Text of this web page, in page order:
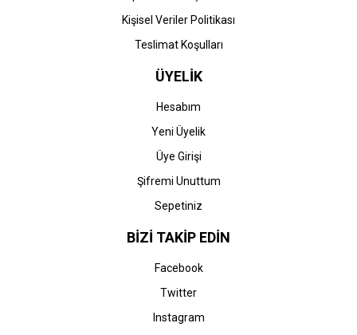
Kişisel Veriler Politikası
Teslimat Koşulları
ÜYELİK
Hesabım
Yeni Üyelik
Üye Girişi
Şifremi Unuttum
Sepetiniz
BİZİ TAKİP EDİN
Facebook
Twitter
Instagram